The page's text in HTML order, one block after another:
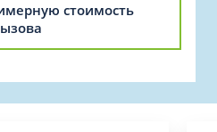
стоимость